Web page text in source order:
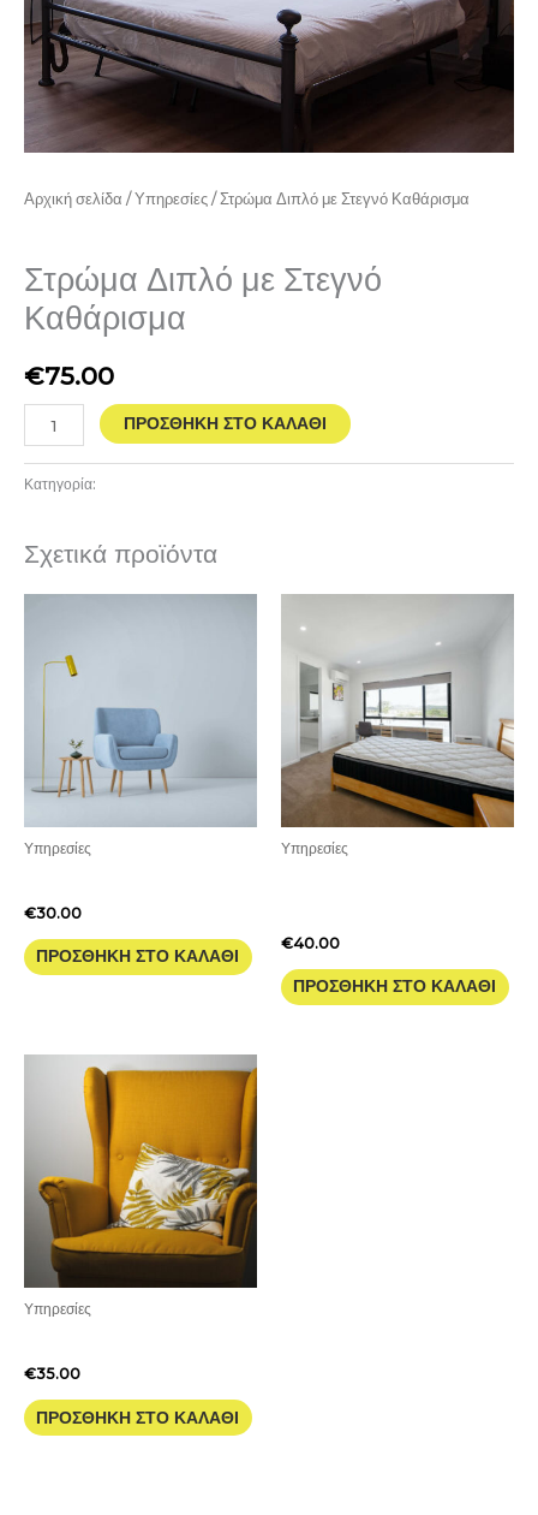
Αρχική σελίδα /Υπηρεσίες / Στρώμα Διπλό με Στεγνό Καθάρισμα
Στρώμα Διπλό με Στεγνό
Καθάρισμα
€75.00
ΠΡΟΣΘΉΚΗ ΣΤΟ ΚΑΛΆΘΙ
Κατηγορία:
Σχετικά προϊόντα
Υπηρεσίες
€30.00
ΠΡΟΣΘΉΚΗ ΣΤΟ ΚΑΛΆΘΙ
Υπηρεσίες
€40.00
ΠΡΟΣΘΉΚΗ ΣΤΟ ΚΑΛΆΘΙ
Υπηρεσίες
€35.00
ΠΡΟΣΘΉΚΗ ΣΤΟ ΚΑΛΆΘΙ